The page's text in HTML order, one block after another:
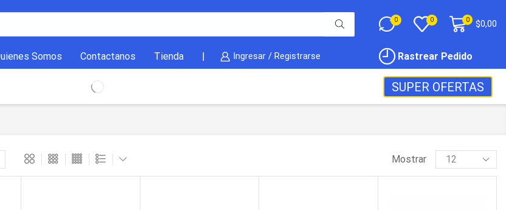
0 0 0 $0,00
Somos Contactanos Tienda Ingresar / Registrarse Rastrear Pedido
SUPER OFERTAS
Mostrar